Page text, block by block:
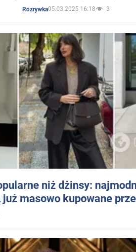
Rozrywka05.03.2025 16:18 3
niż dżinsy:
już masowo kupowane